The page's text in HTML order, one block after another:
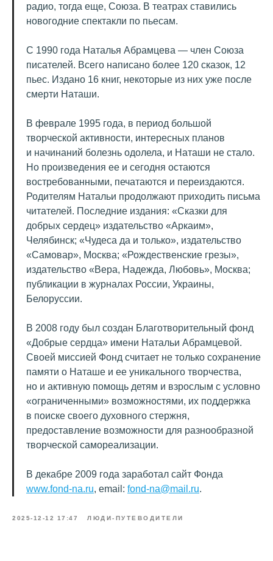
радио, тогда еще, Союза. В театрах ставились
новогодние спектакли по пьесам.
С 1990 года Наталья Абрамцева — член Союза
писателей. Всего написано более 120 сказок, 12
пьес. Издано 16 книг, некоторые из них уже после
смерти Наташи.
В феврале 1995 года, в период большой
творческой активности, интересных планов
и начинаний болезнь одолела, и Наташи не стало.
Но произведения ее и сегодня остаются
востребованными, печатаются и переиздаются.
Родителям Натальи продолжают приходить письма
читателей. Последние издания: «Сказки для
добрых сердец» издательство «Аркаим»,
Челябинск; «Чудеса да и только», издательство
«Самовар», Москва; «Рождественские грезы»,
издательство «Вера, Надежда, Любовь», Москва;
публикации в журналах России, Украины,
Белоруссии.
В 2008 году был создан Благотворительный фонд
«Добрые сердца» имени Натальи Абрамцевой.
Своей миссией Фонд считает не только сохранение
памяти о Наташе и ее уникального творчества,
но и активную помощь детям и взрослым с условно
«ограниченными» возможностями, их поддержка
в поиске своего духовного стержня,
предоставление возможности для разнообразной
творческой самореализации.
В декабре 2009 года заработал сайт Фонда
www.fond-na.ru, email: fond-na@mail.ru.
2025-12-12 17:47 ЛЮДИ-ПУТЕВОДИТЕЛИ